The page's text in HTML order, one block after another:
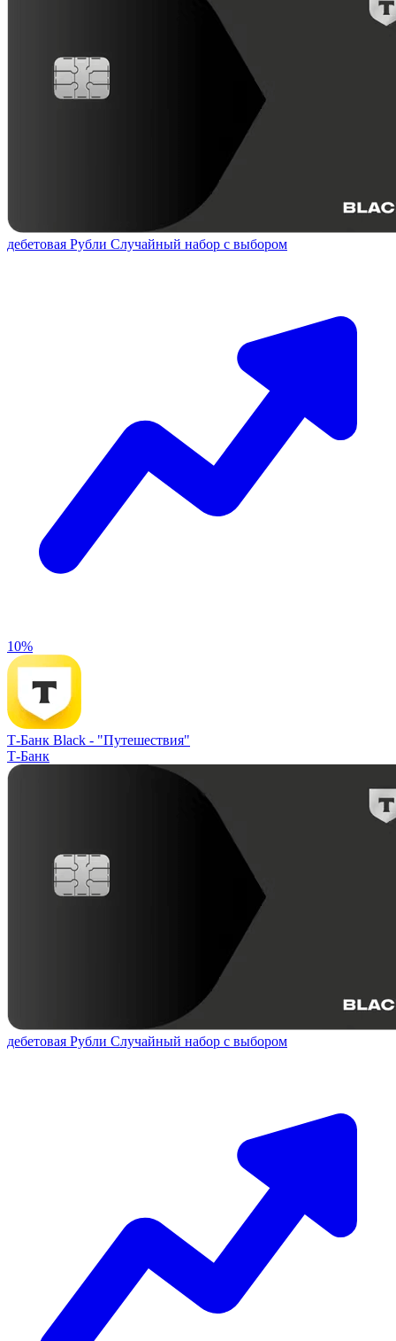
дебетовая Рубли Случайный набор с выбором
10%
Т-Банк Black - "Путешествия"
Т-Банк
дебетовая Рубли Случайный набор с выбором